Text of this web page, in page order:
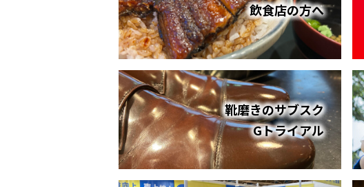
飲食店の方へ
靴磨きのサブスク
Gトライアル